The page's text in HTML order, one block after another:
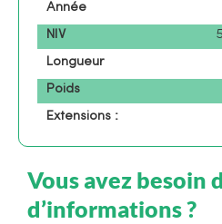
Année
NIV
Longueur
Poids
Extensions :
Vous avez besoin
d’informations ?